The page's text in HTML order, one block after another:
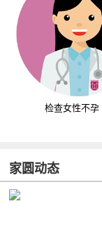
检查女性不孕
家圆动态